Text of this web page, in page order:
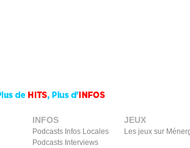
INFOS
Podcasts Infos Locales
Podcasts Interviews
JEUX
Les jeux sur